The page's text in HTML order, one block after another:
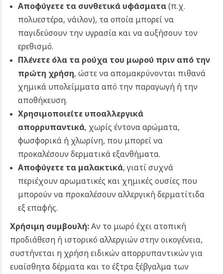
Αποφύγετε τα συνθετικά υφάσματα(π.χ.
πολυεστέρα, νάιλον), τα οποία μπορεί να
παγιδεύσουν την υγρασία και να αυξήσουν τον
ερεθισμό.
Πλένετε όλα τα ρούχα του μωρού πριν από την
πρώτη χρήση, ώστε να απομακρύνονται πιθανά
χημικά υπολείμματα από την παραγωγή ή την
αποθήκευση.
Χρησιμοποιείτε υποαλλεργικά
απορρυπαντικά, χωρίς έντονα αρώματα,
φωσφορικά ή χλωρίνη, που μπορεί να
προκαλέσουν δερματικά εξανθήματα.
Αποφύγετε τα μαλακτικά, γιατί συχνά
περιέχουν αρωματικές και χημικές ουσίες που
μπορούν να προκαλέσουν αλλεργική δερματίτιδα
εξ επαφής.
Χρήσιμη συμβουλή:Αν το μωρό έχει ατοπική
προδιάθεση ή ιστορικό αλλεργιών στην οικογένεια,
συστήνεται η χρήση ειδικών απορρυπαντικών για
ευαίσθητα δέρματα και το έξτρα ξέβγαλμα των